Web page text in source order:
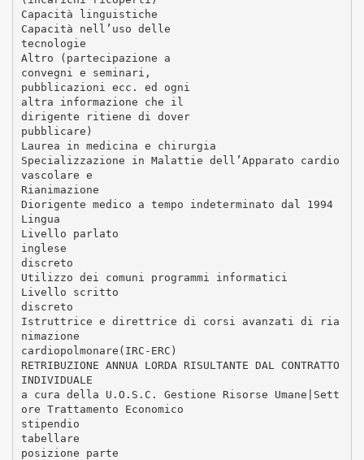
Capacità linguistiche
Capacità nell’uso delle
tecnologie
Altro (partecipazione a
convegni e seminari,
pubblicazioni ecc. ed ogni
altra informazione che il
dirigente ritiene di dover
pubblicare)
Laurea in medicina e chirurgia
Specializzazione in Malattie dell’Apparato cardio
vascolare e
Rianimazione
Diorigente medico a tempo indeterminato dal 1994
Lingua
Livello parlato
inglese
discreto
Utilizzo dei comuni programmi informatici
Livello scritto
discreto
Istruttrice e direttrice di corsi avanzati di ria
nimazione
cardiopolmonare(IRC-ERC)
RETRIBUZIONE ANNUA LORDA RISULTANTE DAL CONTRATTO
INDIVIDUALE
a cura della U.O.S.C. Gestione Risorse Umane|Sett
ore Trattamento Economico
stipendio
tabellare
posizione parte